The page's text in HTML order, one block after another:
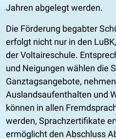
Jahren abgelegt werden.
Die Förderung begabter
erfolgt nicht nur in den
der Voltaireschule.
und Neigungen wählen die
Ganztagsangebote,
Auslandsaufenthalten und
können in allen
werden, Sprachzertifikate
ermöglicht den Abschluss